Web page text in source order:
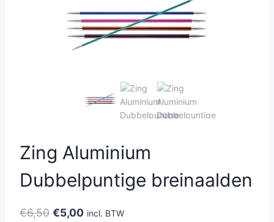
Zing Aluminium
Dubbelpuntige breinaalden
€6,50 Oorspronkelijke
€5,00 Huidige
incl. BTW